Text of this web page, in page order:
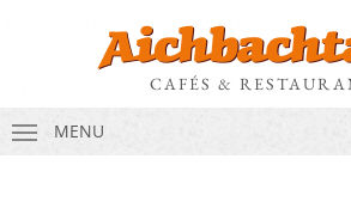
CAFÉS &
MENU